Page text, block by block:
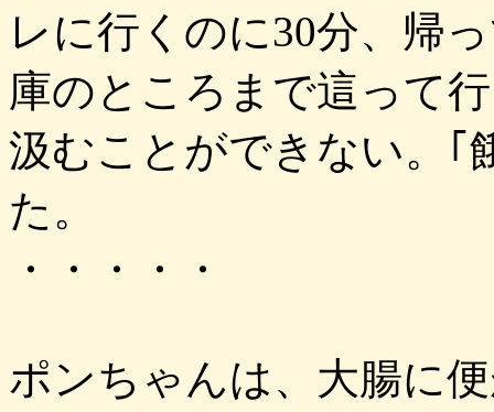
レに行くのに30分、帰
庫のところまで這って
汲むことができない。｢
た。
・・・・・
ポンちゃんは、大腸に